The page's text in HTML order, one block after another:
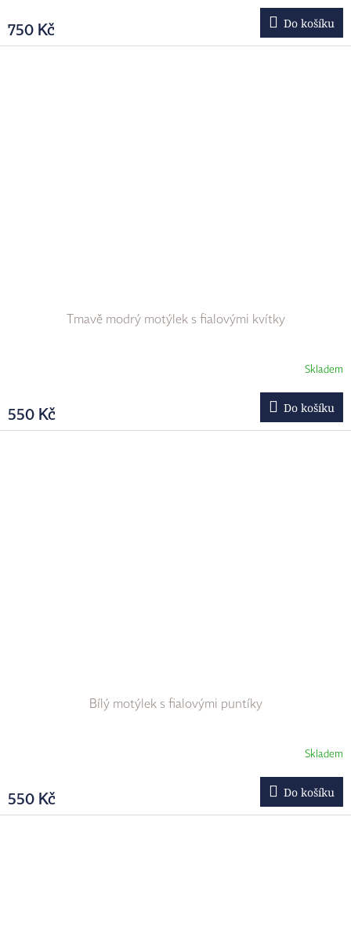
750 Kč Do košíku
Tmavě modrý motýlek s fialovými kvítky
Skladem
550 Kč Do košíku
Bílý motýlek s fialovými puntíky
Skladem
550 Kč Do košíku